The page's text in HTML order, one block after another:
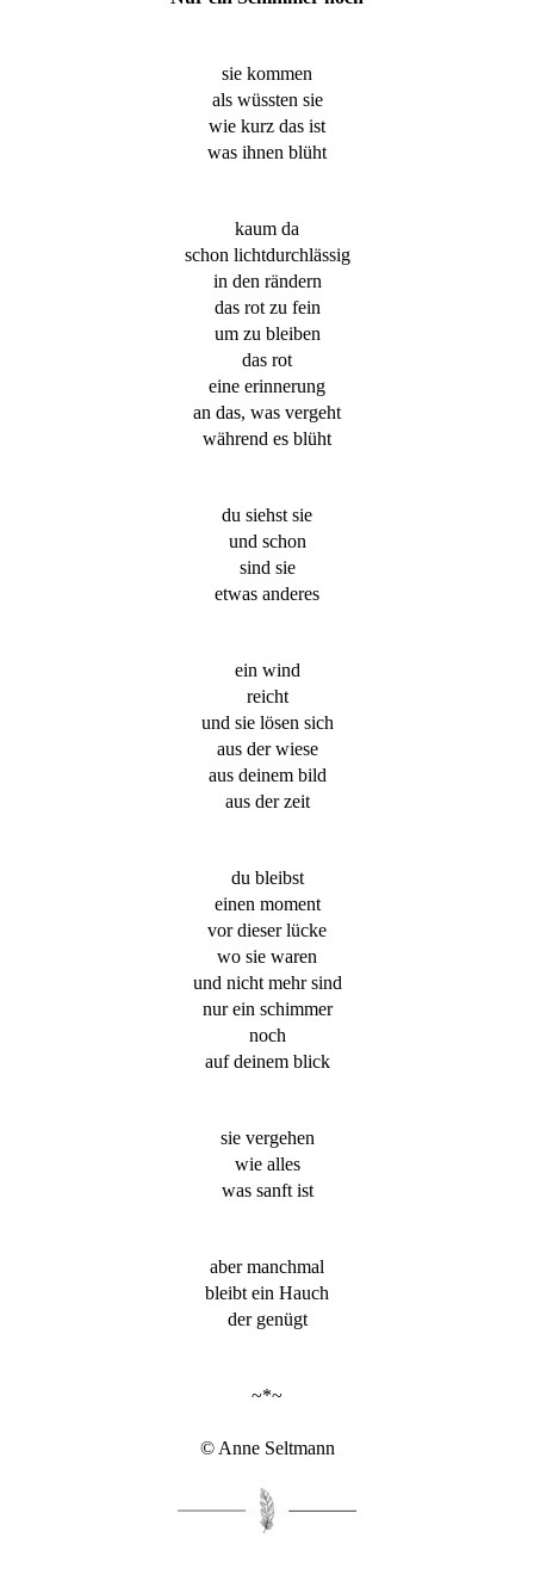
sie kommen
als wüssten sie
wie kurz das ist
was ihnen blüht
kaum da
schon lichtdurchlässig
in den rändern
das rot zu fein
um zu bleiben
das rot
eine erinnerung
an das, was vergeht
während es blüht
du siehst sie
und schon
sind sie
etwas anderes
ein wind
reicht
und sie lösen sich
aus der wiese
aus deinem bild
aus der zeit
du bleibst
einen moment
vor dieser lücke
wo sie waren
und nicht mehr sind
nur ein schimmer
noch
auf deinem blick
sie vergehen
wie alles
was sanft ist
aber manchmal
bleibt ein Hauch
der genügt
~*~
© Anne Seltmann